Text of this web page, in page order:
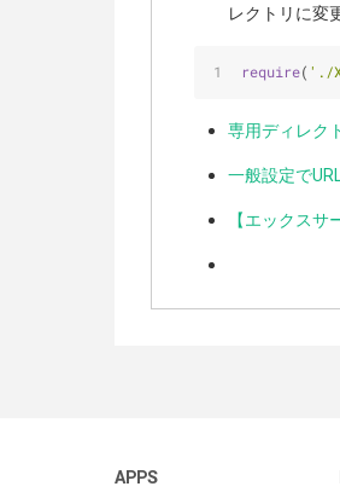
レクトリに変
require( './
専用ディレク
一般設定で
【エックス
APPS